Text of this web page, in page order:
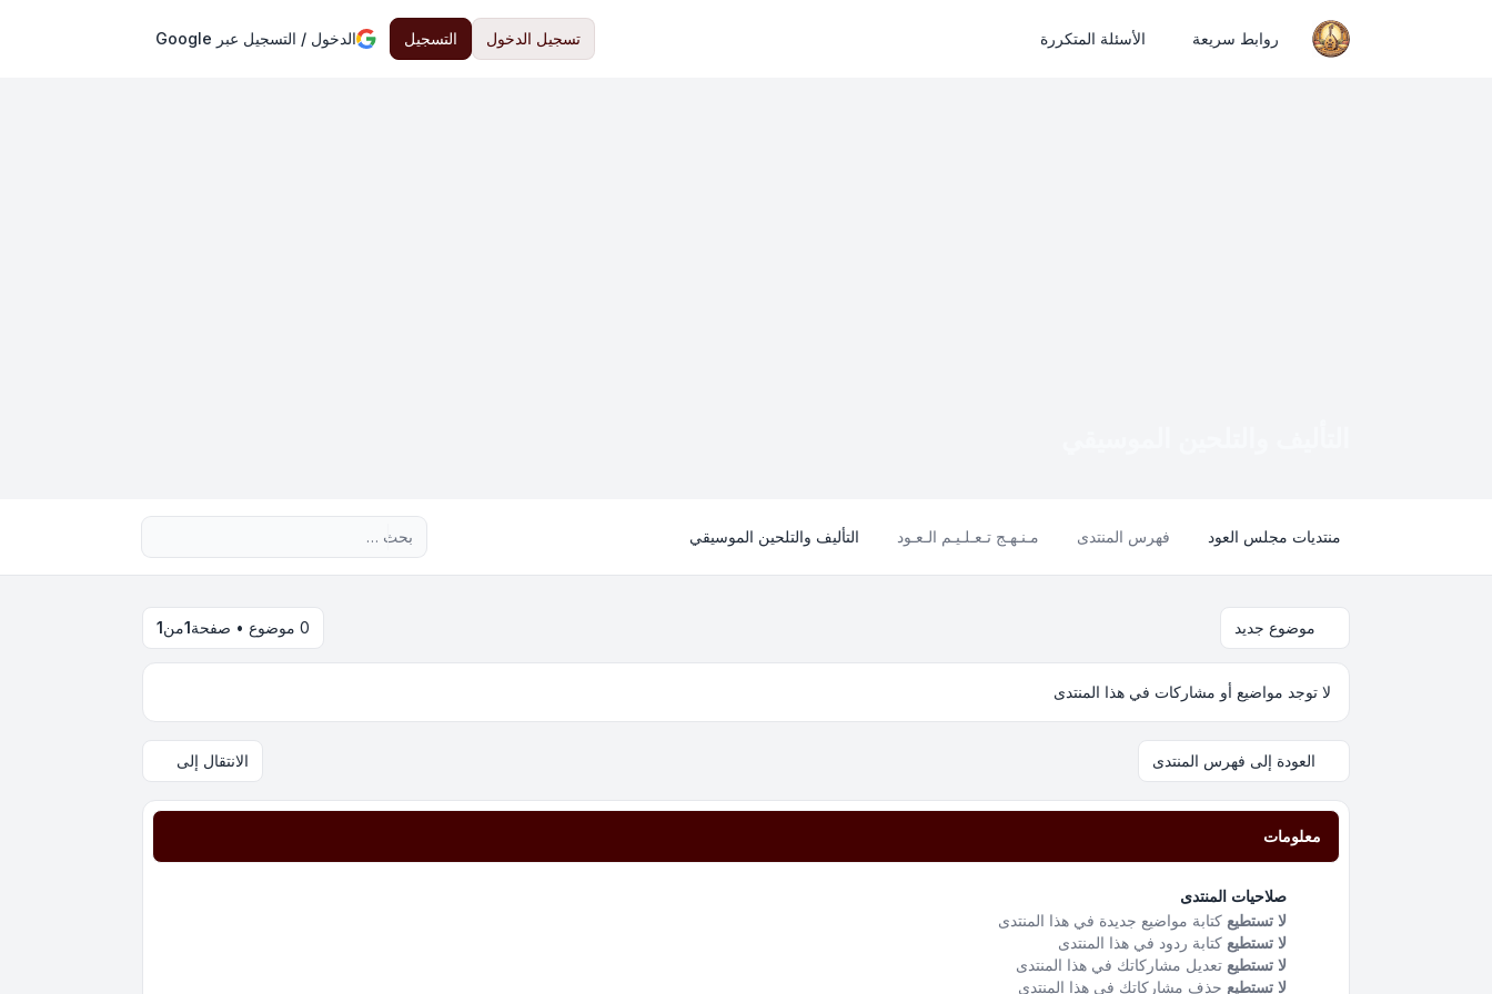
روابط سريعة الأسئلة المتكررة تسجيل الدخول التسجيل الدخول / التسجيل عبر Google
منتديات مجلس العود فهرس المنتدى مـنـهـج تـعـلـيـم الـعـود التأليف والتلحين الموسيقي
موضوع جديد 0 موضوع • صفحة 1من1
لا توجد مواضيع أو مشاركات في هذا المنتدى
العودة إلى فهرس المنتدى الانتقال إلى
معلومات
صلاحيات المنتدى
لا تستطيع كتابة مواضيع جديدة في هذا المنتدى
لا تستطيع كتابة ردود في هذا المنتدى
لا تستطيع تعديل مشاركاتك في هذا المنتدى
لا تستطيع حذف مشاركاتك في هذا المنتدى